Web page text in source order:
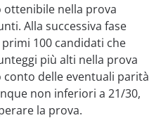
ottenibile nella prova
Alla successiva fase
100 candidati che
più alti nella prova
delle eventuali parità
non inferiori a 21/30,
la prova.